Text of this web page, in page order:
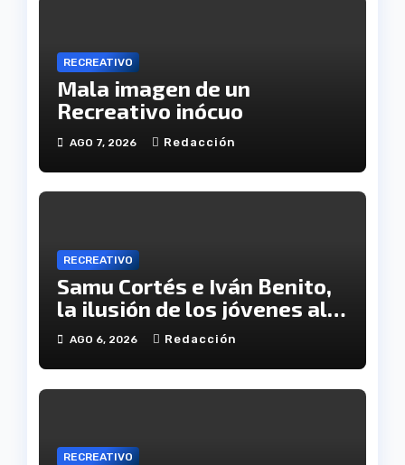
RECREATIVO
Mala imagen de un
Recreativo inócuo
AGO 7, 2026 Redacción
RECREATIVO
Samu Cortés e Iván Benito,
la ilusión de los jóvenes al
servicio del Decano
AGO 6, 2026 Redacción
RECREATIVO